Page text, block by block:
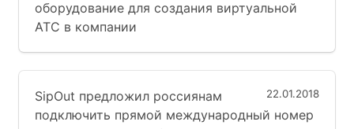
оборудование для создания виртуальной
АТС в компании
22.01.2018
SipOut предложил россиянам
подключить прямой международный номер